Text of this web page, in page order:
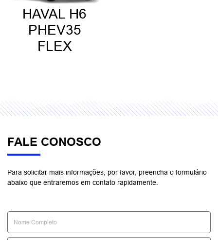
HAVAL H6
PHEV35
FLEX
FALE CONOSCO
Para solicitar mais informações, por favor, preencha o formulário
abaixo que entraremos em contato rapidamente.